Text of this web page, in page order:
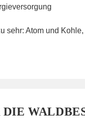
sehr: Atom und Kohle,